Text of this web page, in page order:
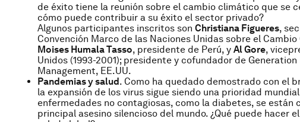
de éxito tiene la reunión sobre el cambio climático que se
cómo puede contribuir a su éxito el sector privado?
Algunos participantes inscritos son Christiana Figueres,
Convención Marco de las Naciones Unidas sobre el
Moises Humala Tasso, presidente de Perú, y Al Gore,
Unidos (1993-2001); presidente y cofundador de
Management, EE.UU.
Pandemias y salud. Como ha quedado demostrado con el
la expansión de los virus sigue siendo una prioridad
enfermedades no contagiosas, como la diabetes, se están
principal asesino silencioso del mundo. ¿Qué puede hacer